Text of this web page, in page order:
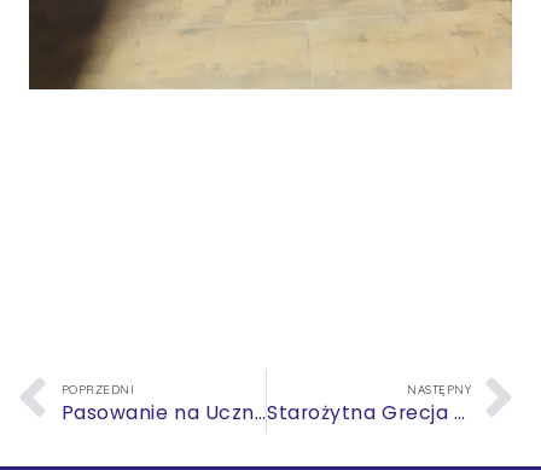
POPRZEDNI
Pasowanie na Uczniów Klasy Pierwszej 2021
NASTĘPNY
Starożytna Grecja kolebką cywilizacji europejskiej